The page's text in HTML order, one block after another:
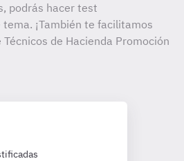
podrás hacer test
¡También te facilitamos
de Hacienda Promoción